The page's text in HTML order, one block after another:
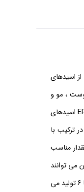
اسیدهای
پوست ، مو و
اسیدهای
اسید چرب امگا 6 (اسید لینولئیک) نیز در ترکیب با
مناسب
وساز بدن می توانند
بسیار مفید یاشند. اسید چرب امگا 9 ، روغن غیراشباع مونو استئاریک اسید ، اسید چرب غیر ضروری است که به طور طبیعی توسط بدن در حضور امگا 3 و امگا 6 تولید می